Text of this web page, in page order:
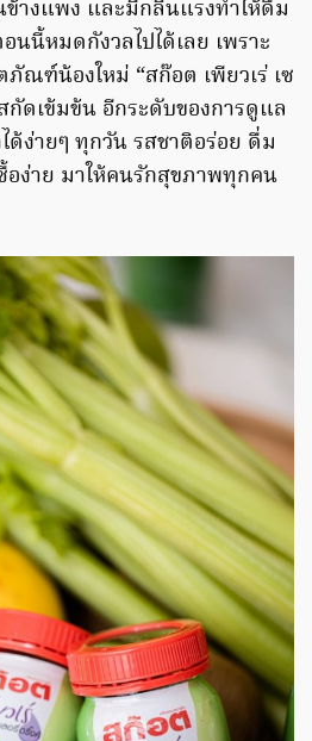
างแพง และมีกลิ่นแรงทำให้ดื่ม
นี้หมดกังวลไปได้เลย เพราะ
ณฑ์น้องใหม่ “สก๊อต เพียวเร่ เซ
กัดเข้มข้น อีกระดับของการดูแล
ด้ง่ายๆ ทุกวัน รสชาติอร่อย ดื่ม
อง่าย มาให้คนรักสุขภาพทุกคน